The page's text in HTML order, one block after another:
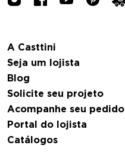
A Casttini
Seja um lojista
Blog
Solicite seu projeto
Acompanhe seu pedido
Portal do lojista
Catálogos